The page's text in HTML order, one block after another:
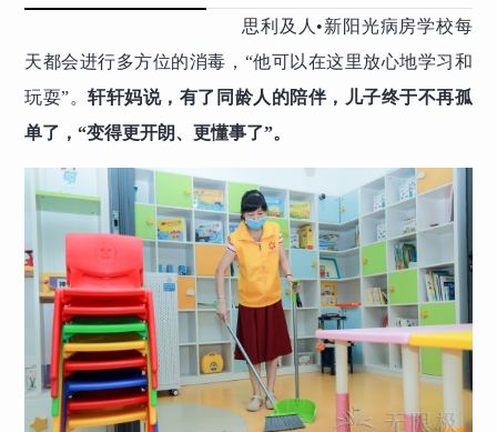
思利及人•新阳光病房学校每
天都会进行多方位的消毒，“他可以在这里放心地学习和
玩耍”。轩轩妈说，有了同龄人的陪伴，儿子终于不再孤
单了，“变得更开朗、更懂事了”。